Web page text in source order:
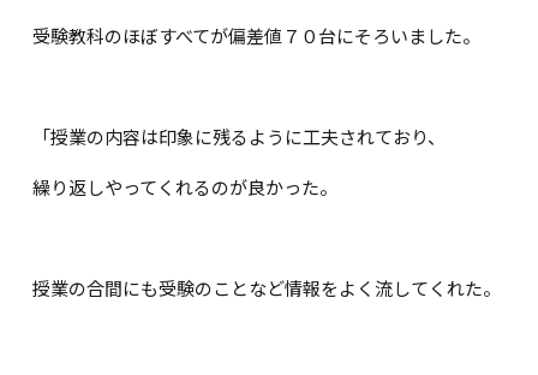
受験教科のほぼすべてが偏差値７０台にそろいました。
「授業の内容は印象に残るように工夫されており、
繰り返しやってくれるのが良かった。
授業の合間にも受験のことなど情報をよく流してくれた。